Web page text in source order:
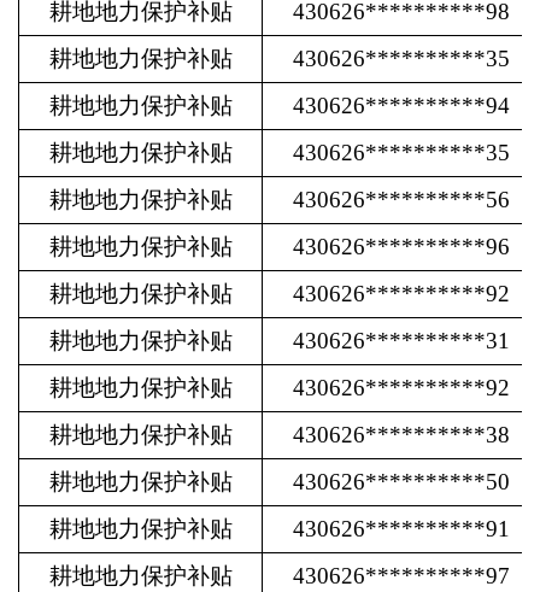
耕地地力保护补贴
430626**********98
耕地地力保护补贴
430626**********35
耕地地力保护补贴
430626**********94
耕地地力保护补贴
430626**********35
耕地地力保护补贴
430626**********56
耕地地力保护补贴
430626**********96
耕地地力保护补贴
430626**********92
耕地地力保护补贴
430626**********31
耕地地力保护补贴
430626**********92
耕地地力保护补贴
430626**********38
耕地地力保护补贴
430626**********50
耕地地力保护补贴
430626**********91
耕地地力保护补贴
430626**********97